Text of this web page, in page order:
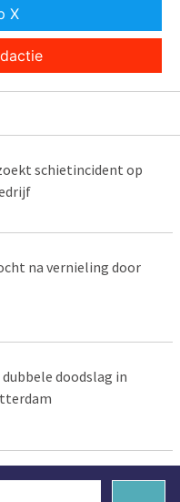
X
schietincident op
na vernieling door
doodslag in